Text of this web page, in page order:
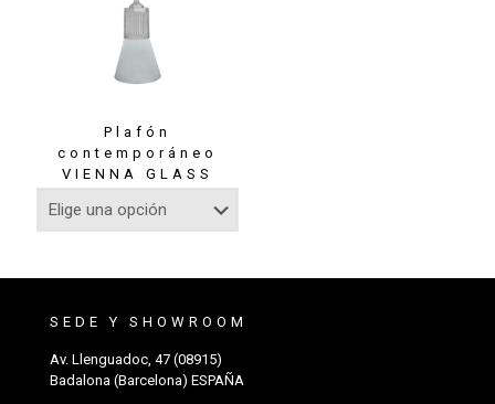
Plafón
contemporáneo
VIENNA GLASS
SEDE Y SHOWROOM
Av. Llenguadoc, 47 (08915)
Badalona (Barcelona) ESPAÑA